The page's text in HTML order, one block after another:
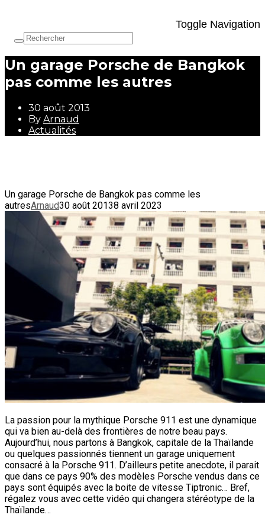
Toggle Navigation
Un garage Porsche de Bangkok
pas comme les autres
30 août 2013
By Arnaud
Actualités
Un garage Porsche de Bangkok pas comme les
autresArnaud30 août 20138 avril 2023
La passion pour la mythique Porsche 911 est une dynamique
qui va bien au-delà des frontières de notre beau pays.
Aujourd’hui, nous partons à Bangkok, capitale de la Thaïlande
ou quelques passionnés tiennent un garage uniquement
consacré à la Porsche 911. D’ailleurs petite anecdote, il parait
que dans ce pays 90% des modèles Porsche vendus dans ce
pays sont équipés avec la boite de vitesse Tiptronic… Bref,
régalez vous avec cette vidéo qui changera stéréotype de la
Thaïlande…